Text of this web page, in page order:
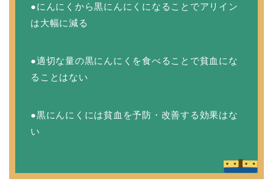
●にんにくから黒にんにくになることでアリイン
は大幅に減る
●適切な量の黒にんにくを食べることで貧血にな
ることはない
●黒にんにくには貧血を予防・改善する効果はな
い